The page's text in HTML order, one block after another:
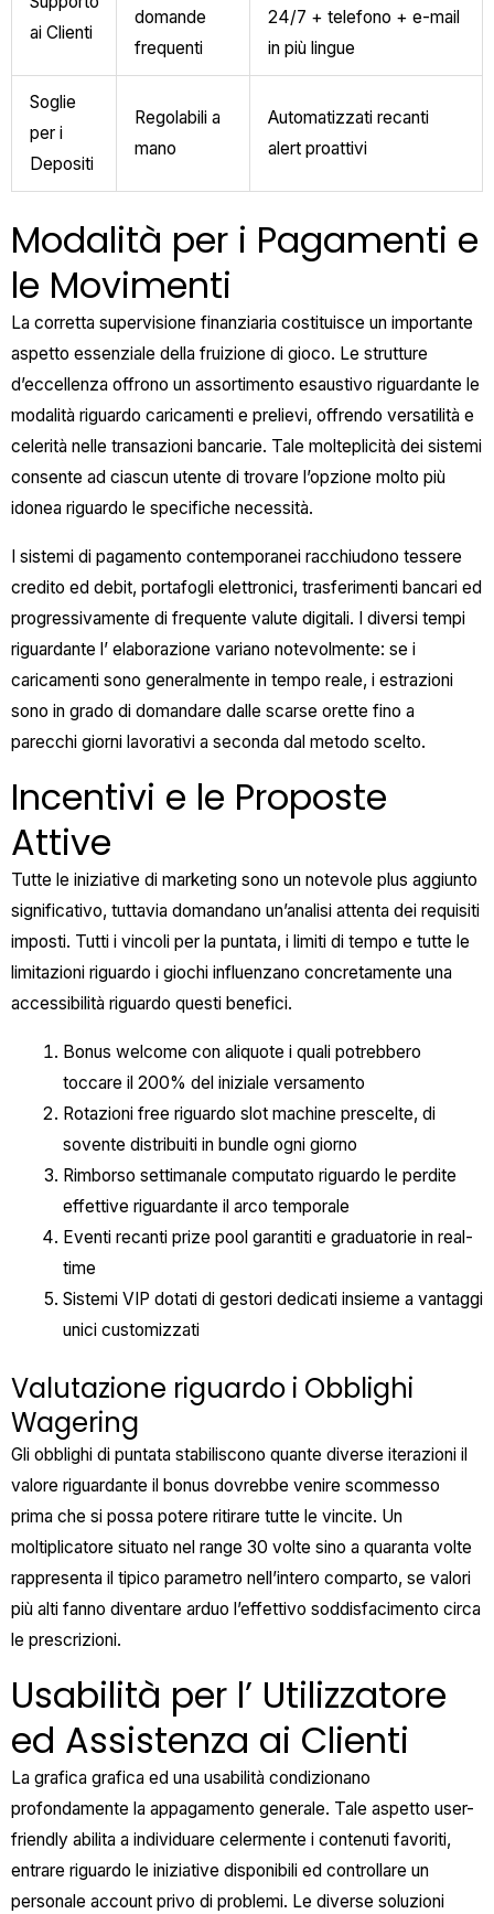
ai Clienti
domande
frequenti
24/7 + telefono + e-mail
in più lingue
Soglie
per i
Depositi
Regolabili a
mano
Automatizzati recanti
alert proattivi
Modalità per i Pagamenti e
le Movimenti
La corretta supervisione finanziaria costituisce un importante
aspetto essenziale della fruizione di gioco. Le strutture
d’eccellenza offrono un assortimento esaustivo riguardante le
modalità riguardo caricamenti e prelievi, offrendo versatilità e
celerità nelle transazioni bancarie. Tale molteplicità dei sistemi
consente ad ciascun utente di trovare l’opzione molto più
idonea riguardo le specifiche necessità.
I sistemi di pagamento contemporanei racchiudono tessere
credito ed debit, portafogli elettronici, trasferimenti bancari ed
progressivamente di frequente valute digitali. I diversi tempi
riguardante l’ elaborazione variano notevolmente: se i
caricamenti sono generalmente in tempo reale, i estrazioni
sono in grado di domandare dalle scarse orette fino a
parecchi giorni lavorativi a seconda dal metodo scelto.
Incentivi e le Proposte
Attive
Tutte le iniziative di marketing sono un notevole plus aggiunto
significativo, tuttavia domandano un’analisi attenta dei requisiti
imposti. Tutti i vincoli per la puntata, i limiti di tempo e tutte le
limitazioni riguardo i giochi influenzano concretamente una
accessibilità riguardo questi benefici.
Bonus welcome con aliquote i quali potrebbero
toccare il 200% del iniziale versamento
Rotazioni free riguardo slot machine prescelte, di
sovente distribuiti in bundle ogni giorno
Rimborso settimanale computato riguardo le perdite
effettive riguardante il arco temporale
Eventi recanti prize pool garantiti e graduatorie in real-
time
Sistemi VIP dotati di gestori dedicati insieme a vantaggi
unici customizzati
Valutazione riguardo i Obblighi
Wagering
Gli obblighi di puntata stabiliscono quante diverse iterazioni il
valore riguardante il bonus dovrebbe venire scommesso
prima che si possa potere ritirare tutte le vincite. Un
moltiplicatore situato nel range 30 volte sino a quaranta volte
rappresenta il tipico parametro nell’intero comparto, se valori
più alti fanno diventare arduo l’effettivo soddisfacimento circa
le prescrizioni.
Usabilità per l’ Utilizzatore
ed Assistenza ai Clienti
La grafica grafica ed una usabilità condizionano
profondamente la appagamento generale. Tale aspetto user-
friendly abilita a individuare celermente i contenuti favoriti,
entrare riguardo le iniziative disponibili ed controllare un
personale account privo di problemi. Le diverse soluzioni